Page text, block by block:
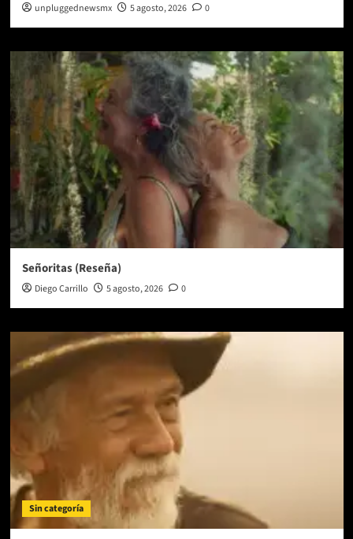
unpluggednewsmx 5 agosto, 2026 0
Señoritas (Reseña)
Diego Carrillo 5 agosto, 2026 0
Sin categoría